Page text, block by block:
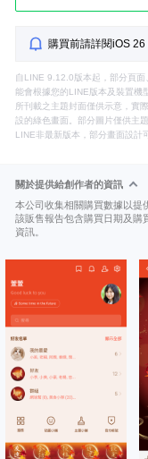
購買前請詳閱iOS
自LINE 9.12.0版本起，部分頁
能會根據您的LINE版本及裝置機
所刊載之主題封面僅供示意，實
設的綠色畫面。部分圖片僅供主
LINE非最新版本，部分畫面設計
關於提供給創作者的資訊
本公司收集相關購買數據以提
該販售報告包含購買日期及購
資訊。